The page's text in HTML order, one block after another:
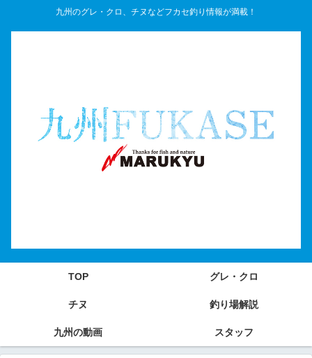
九州のグレ・クロ、チヌなどフカセ釣り情報が満載！
TOP グレ・クロ
チヌ 釣り場解説
九州の動画 スタッフ